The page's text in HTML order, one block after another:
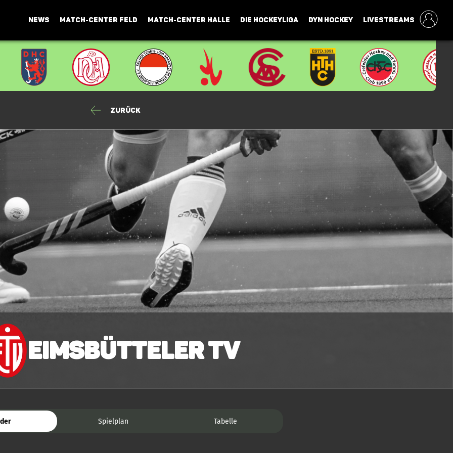
NEWS MATCH-CENTER FELD MATCH-CENTER HALLE DIE HOCKEYLIGA DYN HOCKEY LIVESTREAMS
Zurück
Eimsbütteler TV
Spielplan Tabelle